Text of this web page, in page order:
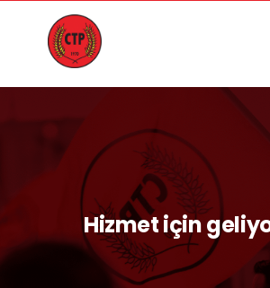
Hizmet için